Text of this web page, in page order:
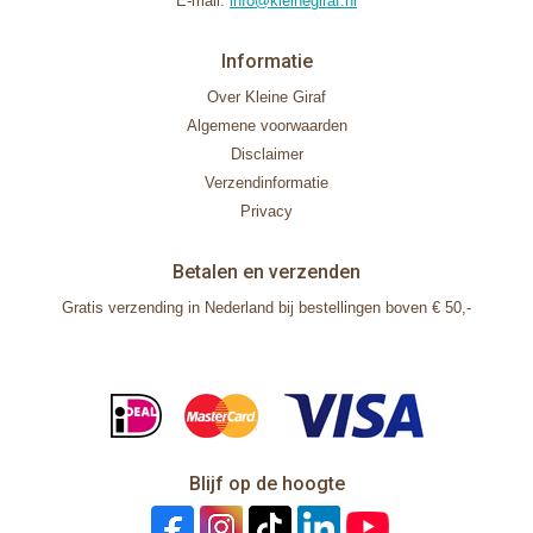
Informatie
Over Kleine Giraf
Algemene voorwaarden
Disclaimer
Verzendinformatie
Privacy
Betalen en verzenden
Gratis verzending in Nederland bij bestellingen boven € 50,-
Blijf op de hoogte